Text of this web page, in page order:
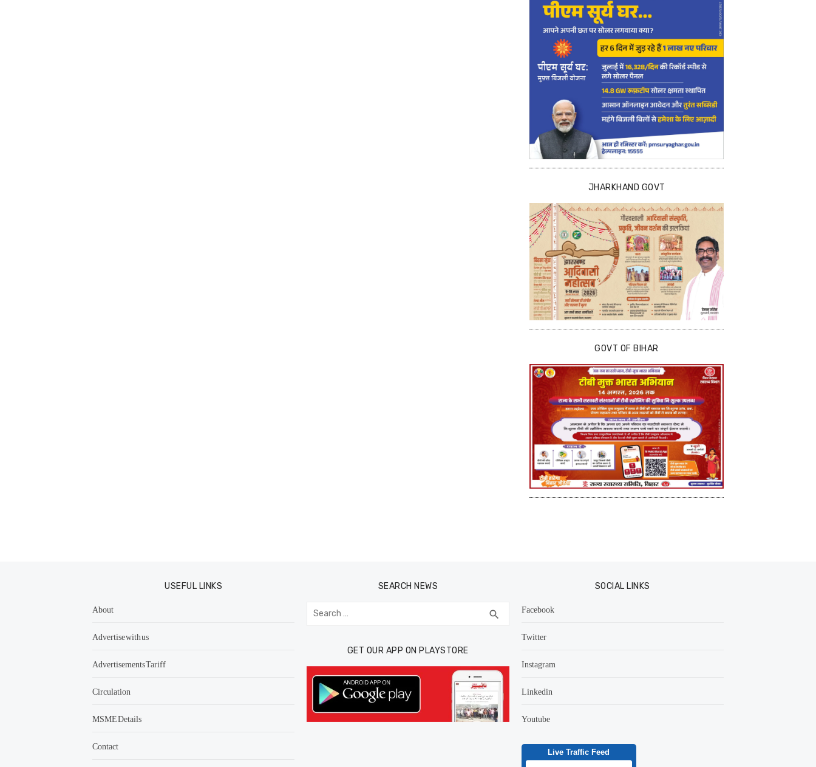
JHARKHAND GOVT
GOVT OF BIHAR
USEFUL LINKS
About
Advertise with us
Advertisements Tariff
Circulation
MSME Details
Contact
SEARCH NEWS
Search
for: search SEARCH
GET OUR APP ON PLAYSTORE
SOCIAL LINKS
Facebook
Twitter
Instagram
Linkedin
Youtube
Live Traffic Feed